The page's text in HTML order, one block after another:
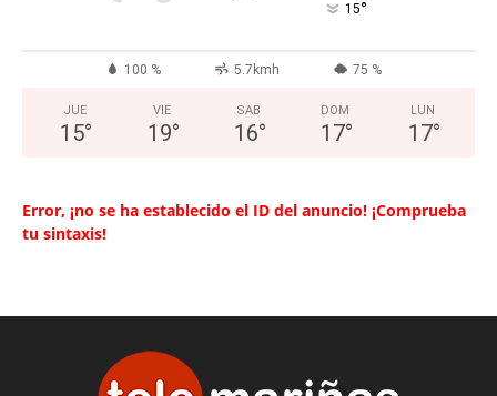
15°
100 % 5.7kmh 75 %
JUE
15°
VIE
19°
SAB
16°
DOM
17°
LUN
17°
Error, ¡no se ha establecido el ID del anuncio! ¡Comprueba
tu sintaxis!